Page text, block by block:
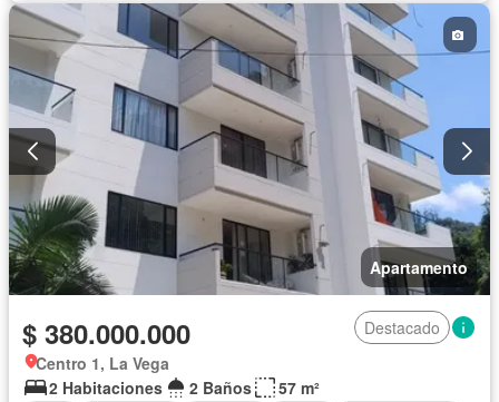
Vista panorámica
Apartamento
$ 380.000.000
Destacado
Centro 1, La Vega
2 Habitaciones
2 Baños
57 m²